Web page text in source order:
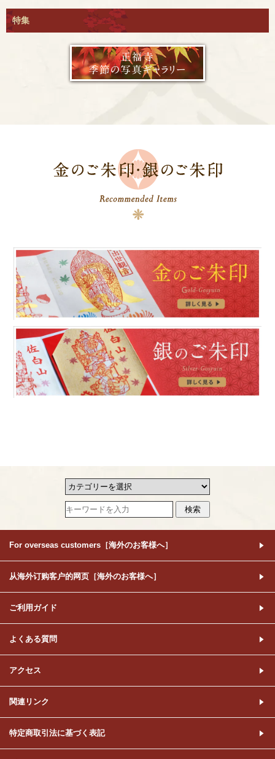
特集
For overseas customers［海外のお客様へ］
从海外订购客户的网页［海外のお客様へ］
ご利用ガイド
よくある質問
アクセス
関連リンク
特定商取引法に基づく表記